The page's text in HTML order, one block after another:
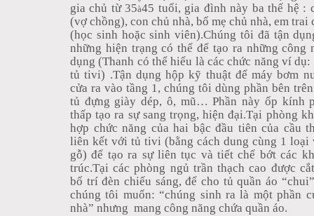
gia chủ từ 35à45 tuổi, gia đình này ba thế hệ :
(vợ chồng), con chủ nhà, bố mẹ chủ nhà, em trai
(học sinh hoặc sinh viên).Chúng tôi đã tận
những hiện trạng có thể để tạo ra những công
dụng (Thanh có thể hiểu là các chức năng ví dụ:
tủ tivi) .Tận dụng hộp kỹ thuật để máy bơm
cửa ra vào tầng 1, chúng tôi dùng phần bên
tủ đựng giày dép, ô, mũ… Phần này ốp kính
thấp tạo ra sự sang trọng, hiện đại.Tại phòng
hợp chức năng của hai bậc đầu tiên của cầu
liên kết với tủ tivi (bằng cách dung cùng 1 loại
gỗ) để tạo ra sự liên tục và tiết chế bớt các
trúc.Tại các phòng ngủ trần thạch cao được
bố trí đèn chiếu sáng, để cho tủ quần áo
chúng tôi muốn: “chúng sinh ra là một phần
nhà” nhưng mang công năng chứa quần áo.